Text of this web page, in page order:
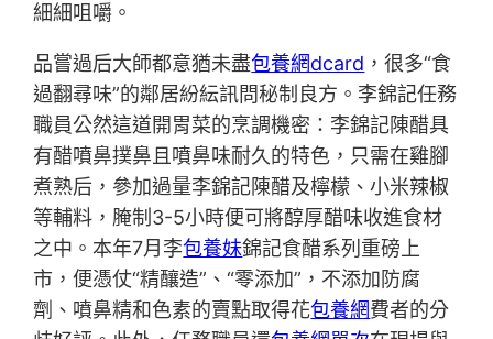
細細咀嚼。
品嘗過后大師都意猶未盡包養網dcard ，很多“食
過翻尋味”的鄰居紛紜訊問秘制良方。李錦記任務
職員公然這道開胃菜的烹調機密：李錦記陳醋具
有醋噴鼻撲鼻且噴鼻味耐久的特色，只需在雞腳
煮熟后，參加過量李錦記陳醋及檸檬、小米辣椒
等輔料，腌制3-5小時便可將醇厚醋味收進食材
之中。本年7月李包養妹錦記食醋系列重磅上
市，便憑仗“精釀造”、“零添加”，不添加防腐
劑、噴鼻精和色素的賣點取得花包養網費者的分